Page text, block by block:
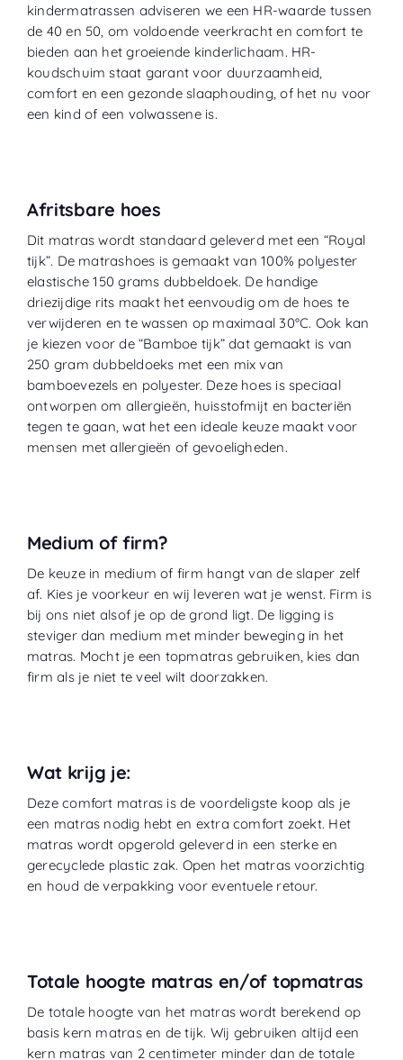
kindermatrassen adviseren we een HR-waarde tussen
de 40 en 50, om voldoende veerkracht en comfort te
bieden aan het groeiende kinderlichaam. HR-
koudschuim staat garant voor duurzaamheid,
comfort en een gezonde slaaphouding, of het nu voor
een kind of een volwassene is.
Afritsbare hoes
Dit matras wordt standaard geleverd met een “Royal
tijk”. De matrashoes is gemaakt van 100% polyester
elastische 150 grams dubbeldoek. De handige
driezijdige rits maakt het eenvoudig om de hoes te
verwijderen en te wassen op maximaal 30°C. Ook kan
je kiezen voor de “Bamboe tijk” dat gemaakt is van
250 gram dubbeldoeks met een mix van
bamboevezels en polyester. Deze hoes is speciaal
ontworpen om allergieën, huisstofmijt en bacteriën
tegen te gaan, wat het een ideale keuze maakt voor
mensen met allergieën of gevoeligheden.
Medium of firm?
De keuze in medium of firm hangt van de slaper zelf
af. Kies je voorkeur en wij leveren wat je wenst. Firm is
bij ons niet alsof je op de grond ligt. De ligging is
steviger dan medium met minder beweging in het
matras. Mocht je een topmatras gebruiken, kies dan
firm als je niet te veel wilt doorzakken.
Wat krijg je:
Deze comfort matras is de voordeligste koop als je
een matras nodig hebt en extra comfort zoekt. Het
matras wordt opgerold geleverd in een sterke en
gerecyclede plastic zak. Open het matras voorzichtig
en houd de verpakking voor eventuele retour.
Totale hoogte matras en/of topmatras
De totale hoogte van het matras wordt berekend op
basis kern matras en de tijk. Wij gebruiken altijd een
kern matras van 2 centimeter minder dan de totale